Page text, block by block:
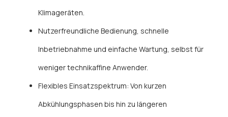
Klimageräten.
Nutzerfreundliche Bedienung, schnelle
Inbetriebnahme und einfache Wartung, selbst für
weniger technikaffine Anwender.
Flexibles Einsatzspektrum: Von kurzen
Abkühlungsphasen bis hin zu längeren